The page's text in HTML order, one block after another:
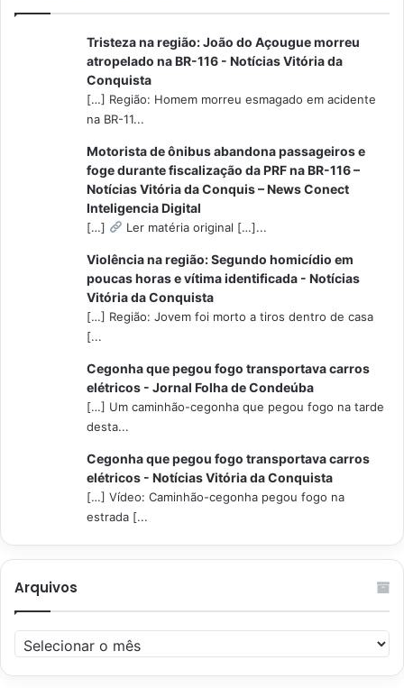
Tristeza na região: João do Açougue morreu
atropelado na BR-116 - Notícias Vitória da
Conquista
[…] Região: Homem morreu esmagado em acidente
na BR-11...
Motorista de ônibus abandona passageiros e
foge durante fiscalização da PRF na BR-116 –
Notícias Vitória da Conquis – News Conect
Inteligencia Digital
[…] Ler matéria original […]...
Violência na região: Segundo homicídio em
poucas horas e vítima identificada - Notícias
Vitória da Conquista
[…] Região: Jovem foi morto a tiros dentro de casa
[...
Cegonha que pegou fogo transportava carros
elétricos - Jornal Folha de Condeúba
[…] Um caminhão-cegonha que pegou fogo na tarde
desta...
Cegonha que pegou fogo transportava carros
elétricos - Notícias Vitória da Conquista
[…] Vídeo: Caminhão-cegonha pegou fogo na
estrada [...
Arquivos
Arquivos